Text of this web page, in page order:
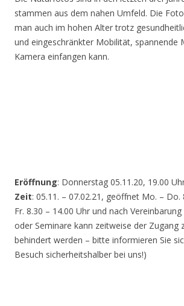
stammen aus dem nahen Umfeld. Die
man auch im hohen Alter trotz
und eingeschränkter Mobilität, spannende
Kamera einfangen kann.
Eröffnung: Donnerstag 05.11.20, 19.00
Zeit: 05.11. – 07.02.21, geöffnet Mo. – Do.
Fr. 8.30 – 14.00 Uhr und nach
oder Seminare kann zeitweise der Zugang
behindert werden – bitte informieren Sie
Besuch sicherheitshalber bei uns!)